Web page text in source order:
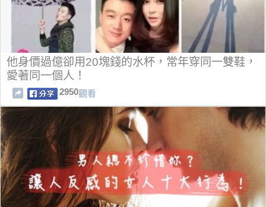
他身價過億卻用20塊錢的水杯，常年穿同一雙鞋，
愛著同一個人！
2950觀看